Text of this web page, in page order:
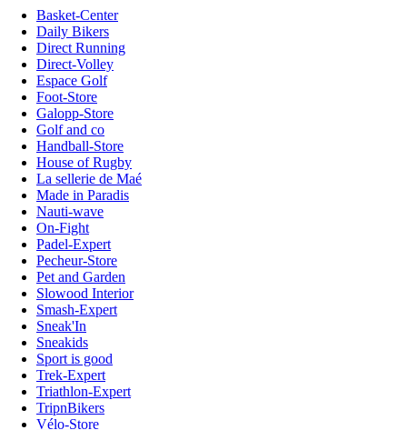
Basket-Center
Daily Bikers
Direct Running
Direct-Volley
Espace Golf
Foot-Store
Galopp-Store
Golf and co
Handball-Store
House of Rugby
La sellerie de Maé
Made in Paradis
Nauti-wave
On-Fight
Padel-Expert
Pecheur-Store
Pet and Garden
Slowood Interior
Smash-Expert
Sneak'In
Sneakids
Sport is good
Trek-Expert
Triathlon-Expert
TripnBikers
Vélo-Store